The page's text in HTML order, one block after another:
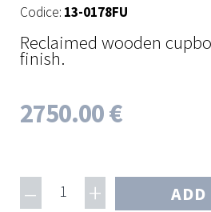
Codice: 13-0178FU
Reclaimed wooden
finish.
2750.00 €
– 1 + ADD